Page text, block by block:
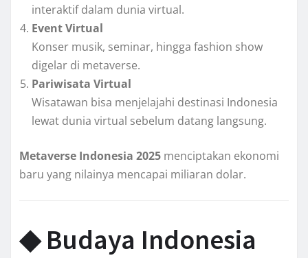
interaktif dalam dunia virtual.
Event Virtual
Konser musik, seminar, hingga fashion show
digelar di metaverse.
Pariwisata Virtual
Wisatawan bisa menjelajahi destinasi Indonesia
lewat dunia virtual sebelum datang langsung.
Metaverse Indonesia 2025 menciptakan ekonomi
baru yang nilainya mencapai miliaran dolar.
◆ Budaya Indonesia